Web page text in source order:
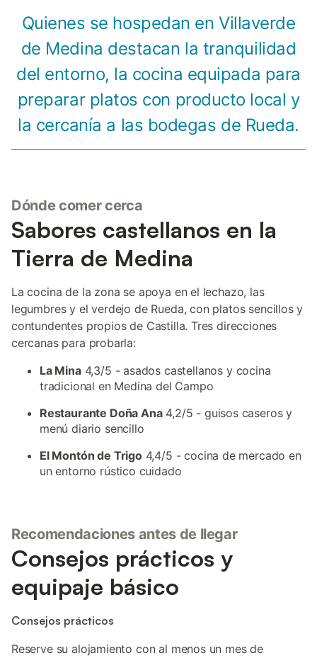
Quienes se hospedan en Villaverde
de Medina destacan la tranquilidad
del entorno, la cocina equipada para
preparar platos con producto local y
la cercanía a las bodegas de Rueda.
Dónde comer cerca
Sabores castellanos en la
Tierra de Medina
La cocina de la zona se apoya en el lechazo, las
legumbres y el verdejo de Rueda, con platos sencillos y
contundentes propios de Castilla. Tres direcciones
cercanas para probarla:
La Mina4,3/5 - asados castellanos y cocina
tradicional en Medina del Campo
Restaurante Doña Ana4,2/5 - guisos caseros y
menú diario sencillo
El Montón de Trigo4,4/5 - cocina de mercado en
un entorno rústico cuidado
Recomendaciones antes de llegar
Consejos prácticos y
equipaje básico
Consejos prácticos
Reserve su alojamiento con al menos un mes de